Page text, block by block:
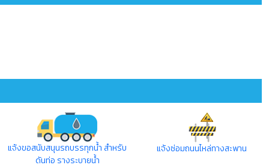
แจ้งขอสนับสนุนรถบรรทุกน้ำ สำหรับ
ดันท่อ รางระบายน้ำ
แจ้งซ่อมถนนไหล่ทางสะพาน